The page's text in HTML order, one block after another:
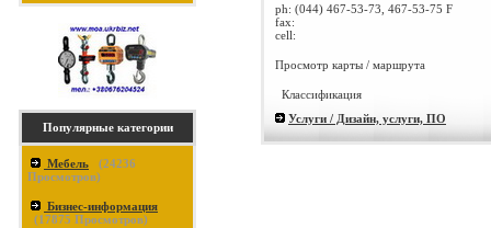
Популярные категории
Мебель (24236
Просмотров)
Бизнес-информация
(17875 Просмотров)
ph: (044) 467-53-73, 467-53-75 F
fax:
cell:
Просмотр карты / маршрута
Классификация
Услуги / Дизайн, услуги, ПО